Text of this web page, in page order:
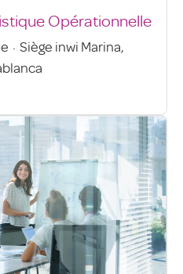
Opérationnelle
· Siège inwi Marina,